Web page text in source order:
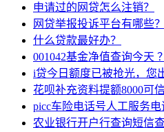
申请过的网贷怎么注销？
网贷举报投诉平台有哪些？
什么贷款最好办？
001042基金净值查询今天 ？
i贷今日额度已被抢光，您
花呗补充资料提额8000可
picc车险电话号人工服务电
农业银行开户行查询短信查